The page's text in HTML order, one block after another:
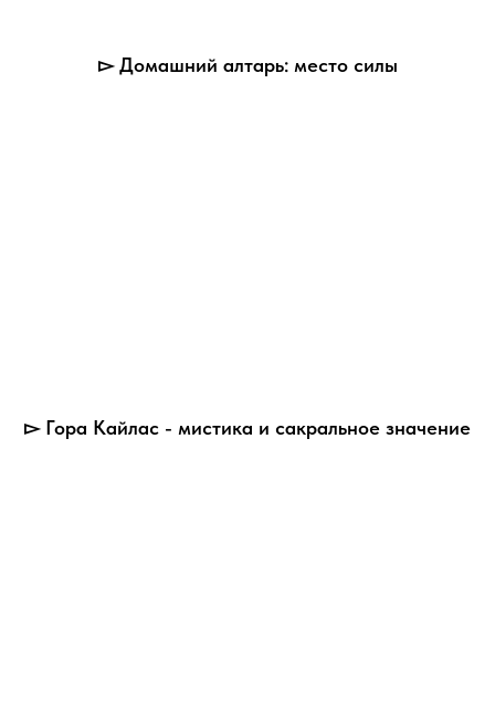
▻ Домашний алтарь: место силы
▻ Гора Кайлас - мистика и сакральное значение